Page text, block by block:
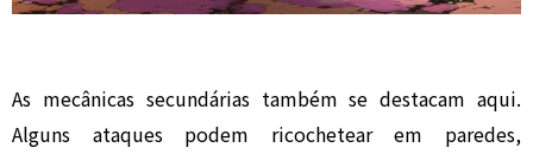
As mecânicas secundárias também se destacam aqui.
Alguns ataques podem ricochetear em paredes,